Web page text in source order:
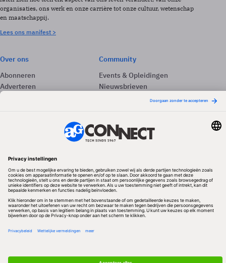
organisaties, ons werk en onze carrière tot onze cultuur, wetenschap
en maatschappij.
Lees ons manifest >
Over ons
Abonneren
Adverteren
Community
Events & Opleidingen
Nieuwsbrieven
Redactionele partner
Privacy & Cookies